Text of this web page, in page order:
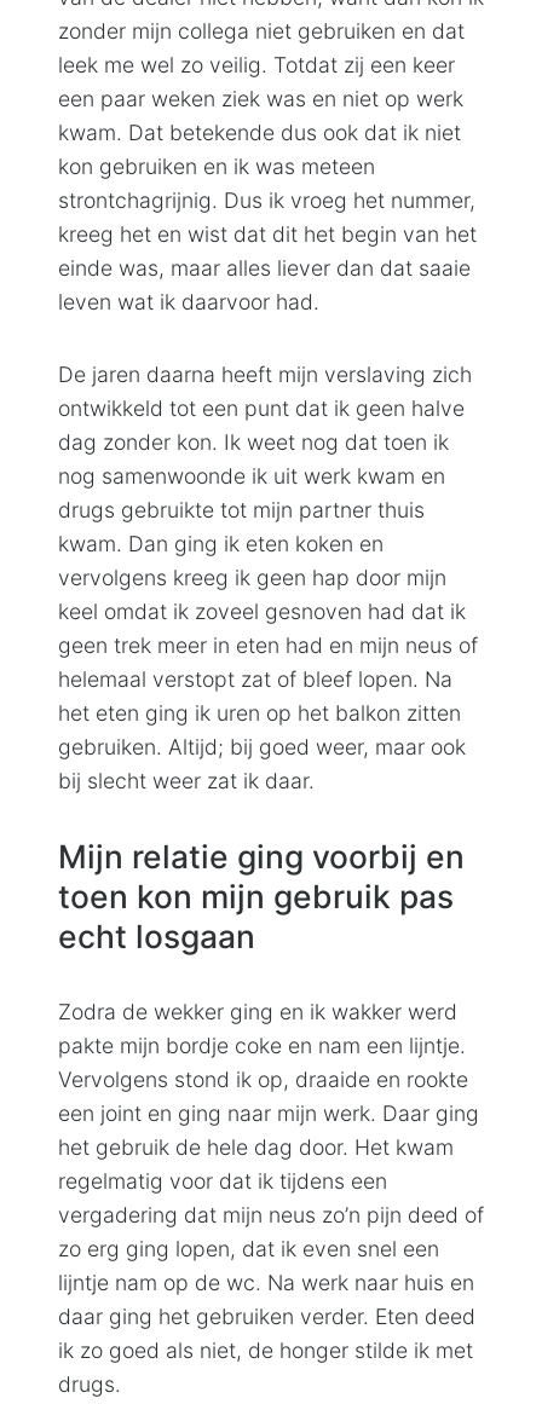
zonder mijn collega niet gebruiken en dat
leek me wel zo veilig. Totdat zij een keer
een paar weken ziek was en niet op werk
kwam. Dat betekende dus ook dat ik niet
kon gebruiken en ik was meteen
strontchagrijnig. Dus ik vroeg het nummer,
kreeg het en wist dat dit het begin van het
einde was, maar alles liever dan dat saaie
leven wat ik daarvoor had.
De jaren daarna heeft mijn verslaving zich
ontwikkeld tot een punt dat ik geen halve
dag zonder kon. Ik weet nog dat toen ik
nog samenwoonde ik uit werk kwam en
drugs gebruikte tot mijn partner thuis
kwam. Dan ging ik eten koken en
vervolgens kreeg ik geen hap door mijn
keel omdat ik zoveel gesnoven had dat ik
geen trek meer in eten had en mijn neus of
helemaal verstopt zat of bleef lopen. Na
het eten ging ik uren op het balkon zitten
gebruiken. Altijd; bij goed weer, maar ook
bij slecht weer zat ik daar.
Mijn relatie ging voorbij en
toen kon mijn gebruik pas
echt losgaan
Zodra de wekker ging en ik wakker werd
pakte mijn bordje coke en nam een lijntje.
Vervolgens stond ik op, draaide en rookte
een joint en ging naar mijn werk. Daar ging
het gebruik de hele dag door. Het kwam
regelmatig voor dat ik tijdens een
vergadering dat mijn neus zo’n pijn deed of
zo erg ging lopen, dat ik even snel een
lijntje nam op de wc. Na werk naar huis en
daar ging het gebruiken verder. Eten deed
ik zo goed als niet, de honger stilde ik met
drugs.